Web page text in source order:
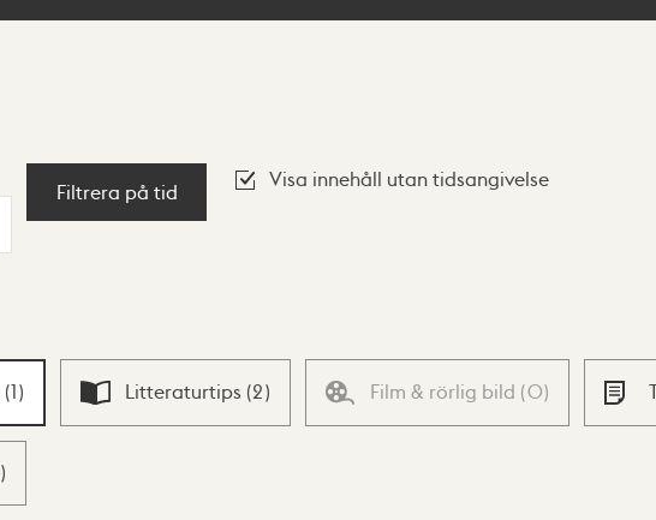
Filtrera på tid
Visa innehåll utan tidsangivelse
(1) Litteraturtips (2) Film & rörlig bild (0)
)